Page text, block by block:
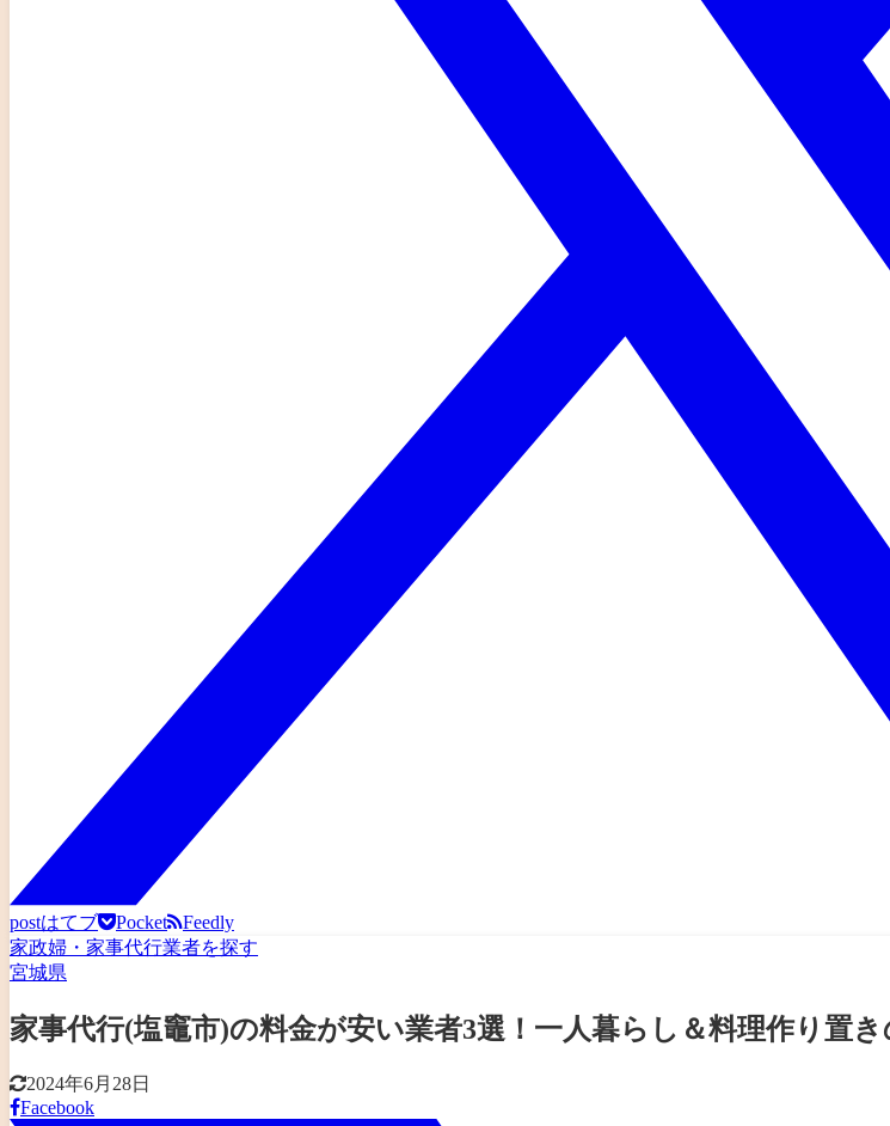
postはてブ Pocket
Feedly
家政婦・家事代行業者を探す
宮城県
家事代行(塩竈市)の料金が安い業者3選！一人暮らし＆料理作り置
2024年6月28日
Facebook